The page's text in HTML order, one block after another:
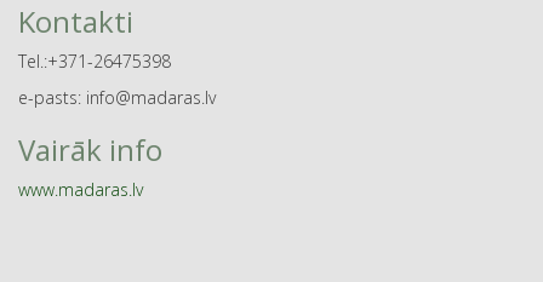
Kontakti
Tel.:+371-26475398
e-pasts: info@madaras.lv
Vairāk info
www.madaras.lv